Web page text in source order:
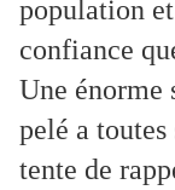
population
confiance
Une énorme
pelé a
tente de